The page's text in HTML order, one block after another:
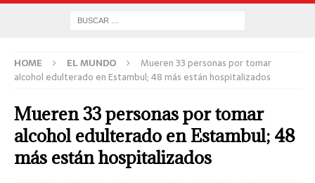
HOME EL MUNDO
Mueren 33 personas por tomar
alcohol edulterado en Estambul; 48 más están hospitalizados
Mueren 33 personas por tomar
alcohol edulterado en Estambul; 48
más están hospitalizados